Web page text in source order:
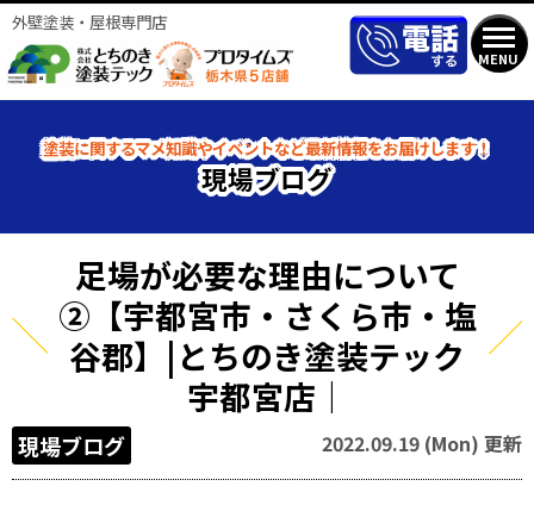
MENU
外壁塗装・屋根専門店
塗装に関するマメ知識やイベントなど最新情報をお届けします！
現場ブログ
足場が必要な理由について
②【宇都宮市・さくら市・塩
谷郡】|とちのき塗装テック
宇都宮店｜
現場ブログ 2022.09.19 (Mon) 更新